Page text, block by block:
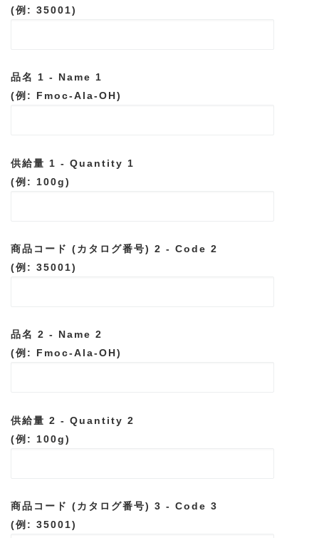
(例: 35001)
品名 1 - Name 1
(例: Fmoc-Ala-OH)
供給量 1 - Quantity 1
(例: 100g)
商品コード (カタログ番号) 2 - Code 2
(例: 35001)
品名 2 - Name 2
(例: Fmoc-Ala-OH)
供給量 2 - Quantity 2
(例: 100g)
商品コード (カタログ番号) 3 - Code 3
(例: 35001)